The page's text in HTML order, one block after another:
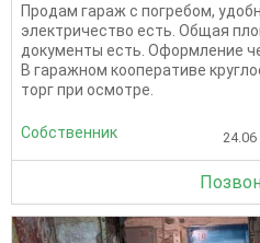
Продам гараж с погребом,
электричество есть. Общая
документы есть. Оформление
В гаражном кооперативе
торг при осмотре.
Собственник 24.06